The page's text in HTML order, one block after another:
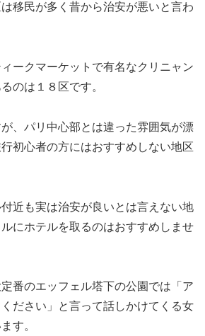
移民が多く昔から治安が悪いと言わ
ークマーケットで有名なクリニャン
のは１８区です。
、パリ中心部とは違った雰囲気が漂
初心者の方にはおすすめしない地区
近も実は治安が良いとは言えない地
にホテルを取るのはおすすめしませ
番のエッフェル塔下の公園では「ア
ださい」と言って話しかけてくる女
す。